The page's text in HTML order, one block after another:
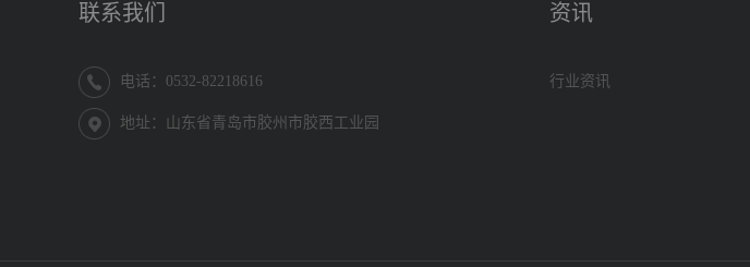
联系我们
电话：0532-82218616
地址：山东省青岛市胶州市胶西工业园
资讯
行业资讯